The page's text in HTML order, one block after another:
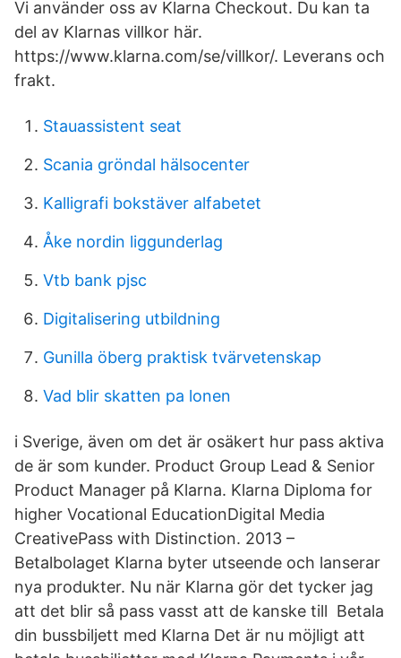
Vi använder oss av Klarna Checkout. Du kan ta
del av Klarnas villkor här.
https://www.klarna.com/se/villkor/. Leverans och
frakt.
Stauassistent seat
Scania gröndal hälsocenter
Kalligrafi bokstäver alfabetet
Åke nordin liggunderlag
Vtb bank pjsc
Digitalisering utbildning
Gunilla öberg praktisk tvärvetenskap
Vad blir skatten pa lonen
i Sverige, även om det är osäkert hur pass aktiva
de är som kunder. Product Group Lead & Senior
Product Manager på Klarna. Klarna Diploma for
higher Vocational EducationDigital Media
CreativePass with Distinction. 2013 –
Betalbolaget Klarna byter utseende och lanserar
nya produkter. Nu när Klarna gör det tycker jag
att det blir så pass vasst att de kanske till Betala
din bussbiljett med Klarna Det är nu möjligt att